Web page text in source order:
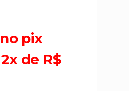
pix
de R$